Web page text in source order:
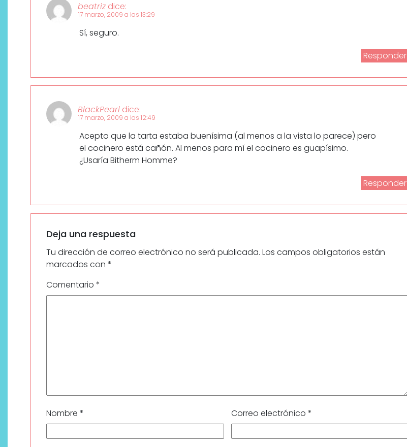
beatriz dice:
17 marzo, 2009 a las 13:29
Sí, seguro.
Responder
BlackPearl dice:
17 marzo, 2009 a las 12:49
Acepto que la tarta estaba buenísima (al menos a la vista lo parece) pero
el cocinero está cañón. Al menos para mí el cocinero es guapísimo.
¿Usaría Bitherm Homme?
Responder
Deja una respuesta
Tu dirección de correo electrónico no será publicada. Los campos obligatorios están
marcados con *
Comentario *
Nombre * Correo electrónico*